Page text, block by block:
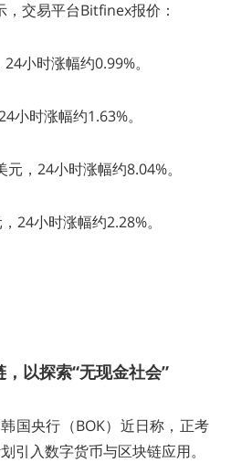
交易平台Bitfinex报价：
小时涨幅约0.99%。
小时涨幅约1.63%。
，24小时涨幅约8.04%。
24小时涨幅约2.28%。
以探索“无现金社会”
国央行（BOK）近日称，正考
引入数字货币与区块链应用。